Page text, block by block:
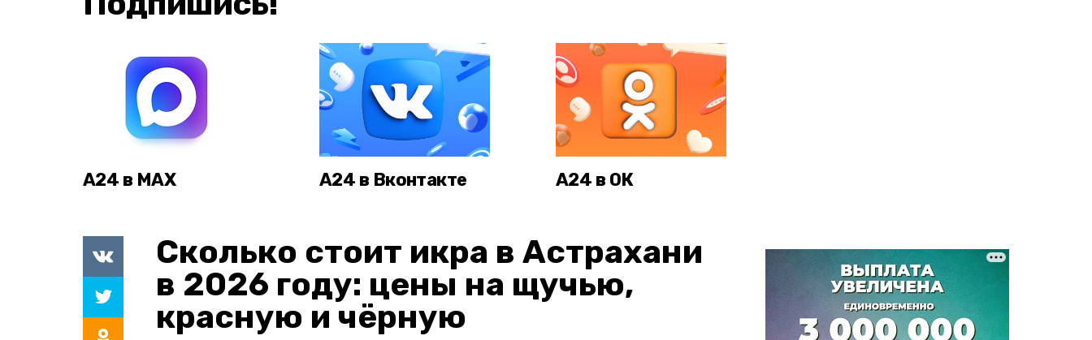
А24 в MAX А24 в Вконтакте А24 в ОК
Сколько стоит икра в Астрахани
в 2026 году: цены на щучью,
красную и чёрную